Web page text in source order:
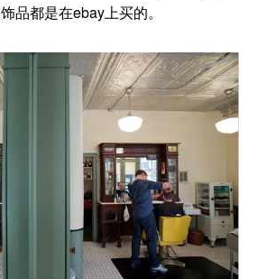
品都是在ebay上买的。